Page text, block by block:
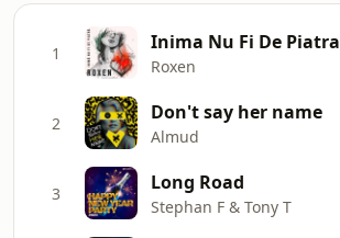
1 Inima Nu Fi De Piatra
Roxen
2 Don't say her name
Almud
3 Long Road
Stephan F & Tony T